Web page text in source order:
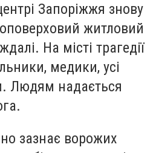
Запоріжжя знову
житловий
На місті трагедії
медики, усі
Людям надається
зазнає ворожих